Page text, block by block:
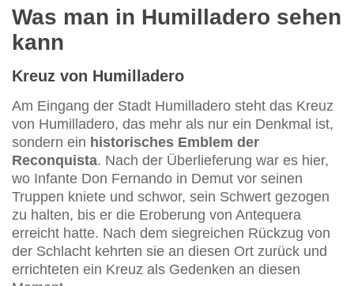
Was man in Humilladero sehen
kann
Kreuz von Humilladero
Am Eingang der Stadt Humilladero steht das Kreuz
von Humilladero, das mehr als nur ein Denkmal ist,
sondern ein historisches Emblem der
Reconquista. Nach der Überlieferung war es hier,
wo Infante Don Fernando in Demut vor seinen
Truppen kniete und schwor, sein Schwert gezogen
zu halten, bis er die Eroberung von Antequera
erreicht hatte. Nach dem siegreichen Rückzug von
der Schlacht kehrten sie an diesen Ort zurück und
errichteten ein Kreuz als Gedenken an diesen